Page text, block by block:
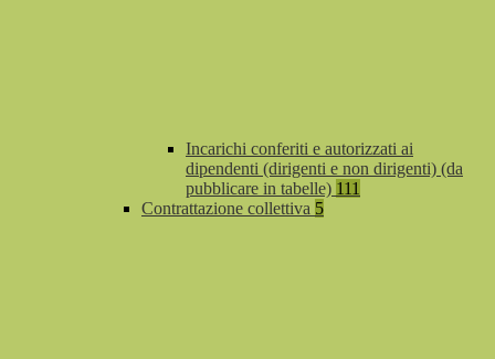
Incarichi conferiti e autorizzati ai
dipendenti (dirigenti e non dirigenti) (da
pubblicare in tabelle) 111
Contrattazione collettiva 5